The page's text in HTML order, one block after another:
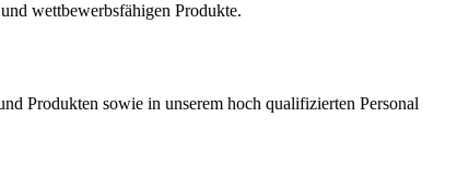
wettbewerbsfähigen Produkte.
Produkten sowie in unserem hoch qualifizierten Personal